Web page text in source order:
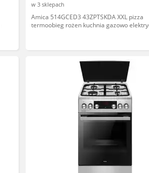
w 3 sklepach
Amica 514GCED3 43ZPTSKDA XXL pizza
termoobieg rożen kuchnia gazowo